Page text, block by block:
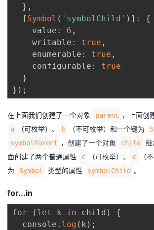
} ,
[ Symbol ( 'symbolChild' ) ] :
{
    value
: 6 ,
    writable
: true ,
    enumerable
: true ,
    configurable
:
true
}
} ) ;
在上面我们创建了一个对象 parent ，上面创
a （可枚举）、 b （不可枚举）和一个键为
symbolParent ，创建了一个对象 child 继
面创建了两个普通属性
c （可枚举）、 d （
为
Symbol 类型的属性 symbolChild 。
for...in
for ( let k in child )
{
  console
. log ( k ) ;